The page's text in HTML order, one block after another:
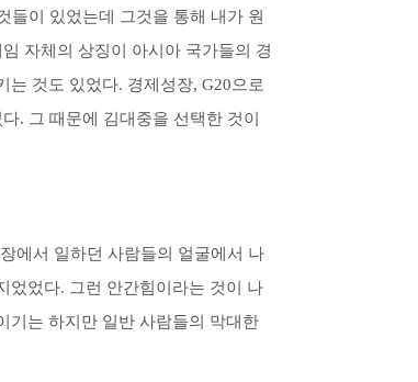
들이 있었는데 그것을 통해 내가 원
자체의 상징이 아시아 국가들의 경
것도 있었다. 경제성장, G20으로
. 그 때문에 김대중을 선택한 것이
에서 일하던 사람들의 얼굴에서 나
었었다. 그런 안간힘이라는 것이 나
기는 하지만 일반 사람들의 막대한